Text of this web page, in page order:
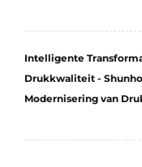
Intelligente
Drukkwaliteit -
Modernisering van